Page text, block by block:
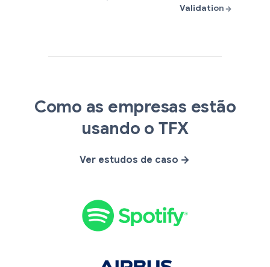
Como as empresas estão
usando o TFX
Ver estudos de caso
o
i
r
u
m
a
l
e
X